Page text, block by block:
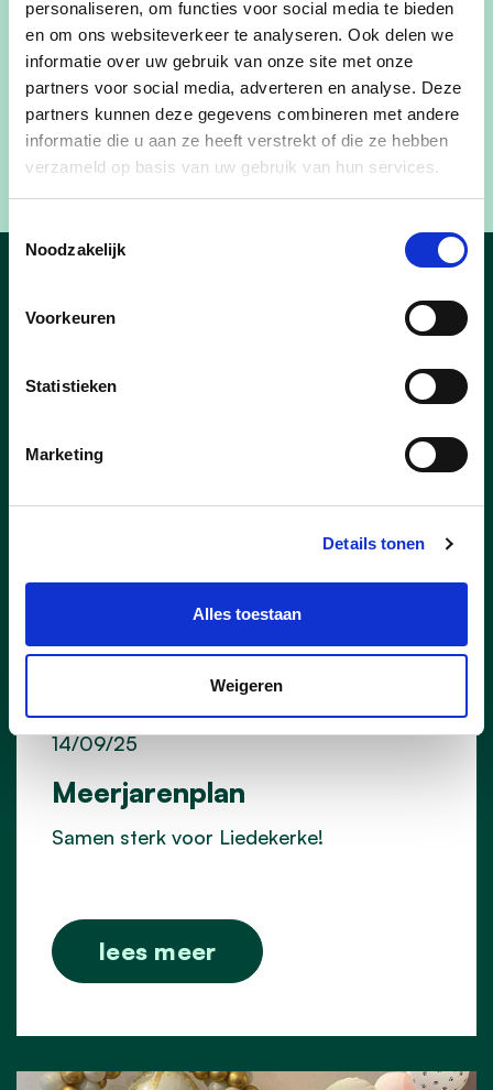
personaliseren, om functies voor social media te bieden
en om ons websiteverkeer te analyseren. Ook delen we
informatie over uw gebruik van onze site met onze
partners voor social media, adverteren en analyse. Deze
partners kunnen deze gegevens combineren met andere
informatie die u aan ze heeft verstrekt of die ze hebben
verzameld op basis van uw gebruik van hun services.
Noodzakelijk
Voorkeuren
Statistieken
Marketing
Details tonen
Alles toestaan
Weigeren
Nieuws van onze
Meerjarenplan
14/09/25
Samen sterk voor Liedekerke!
lees meer